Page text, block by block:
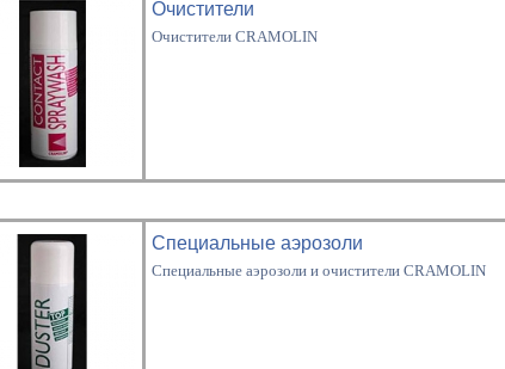
Очистители
Очистители CRAMOLIN
Специальные аэрозоли
Специальные аэрозоли и очистители CRAMOLIN